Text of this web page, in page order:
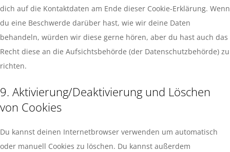
dich auf die Kontaktdaten am Ende dieser Cookie-Erklärung. Wenn
du eine Beschwerde darüber hast, wie wir deine Daten
behandeln, würden wir diese gerne hören, aber du hast auch das
Recht diese an die Aufsichtsbehörde (der Datenschutzbehörde) zu
richten.
9. Aktivierung/Deaktivierung und Löschen
von Cookies
Du kannst deinen Internetbrowser verwenden um automatisch
oder manuell Cookies zu löschen. Du kannst außerdem